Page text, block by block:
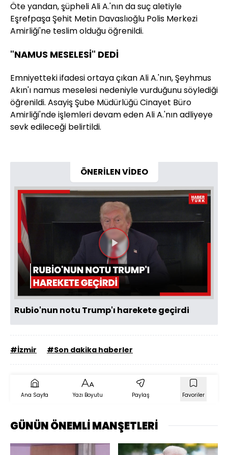
Öte yandan, şüpheli Ali A.'nın da suç aletiyle
Eşrefpaşa Şehit Metin Davaslıoğlu Polis Merkezi
Amirliği'ne teslim olduğu öğrenildi.
"NAMUS MESELESİ" DEDİ
Emniyetteki ifadesi ortaya çıkan Ali A.'nın, Şeyhmus
Akın'ı namus meselesi nedeniyle vurduğunu söylediği
öğrenildi. Asayiş Şube Müdürlüğü Cinayet Büro
Amirliği'nde işlemleri devam eden Ali A.'nın adliyeye
sevk edileceği belirtildi.
ÖNERİLEN VİDEO
Videoyu
Oynat
Rubio'nun notu Trump'ı harekete geçirdi
#İzmir #Son dakika haberler
Ana Sayfa Yazı Boyutu Paylaş Favoriler
GÜNÜN ÖNEMLİ MANŞETLERİ